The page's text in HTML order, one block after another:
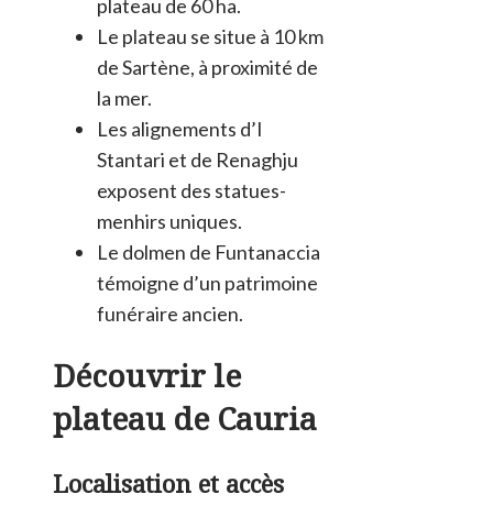
plateau de 60 ha.
Le plateau se situe à 10 km
de Sartène, à proximité de
la mer.
Les alignements d’I
Stantari et de Renaghju
exposent des statues-
menhirs uniques.
Le dolmen de Funtanaccia
témoigne d’un patrimoine
funéraire ancien.
Découvrir le
plateau de Cauria
Localisation et accès